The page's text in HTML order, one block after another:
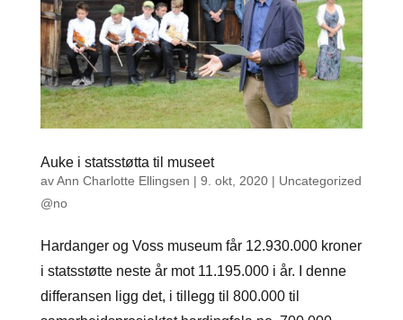
Auke i statsstøtta til museet
avAnn Charlotte Ellingsen | 9. okt, 2020| Uncategorized
@no
Hardanger og Voss museum får 12.930.000 kroner
i statsstøtte neste år mot 11.195.000 i år. I denne
differansen ligg det, i tillegg til 800.000 til